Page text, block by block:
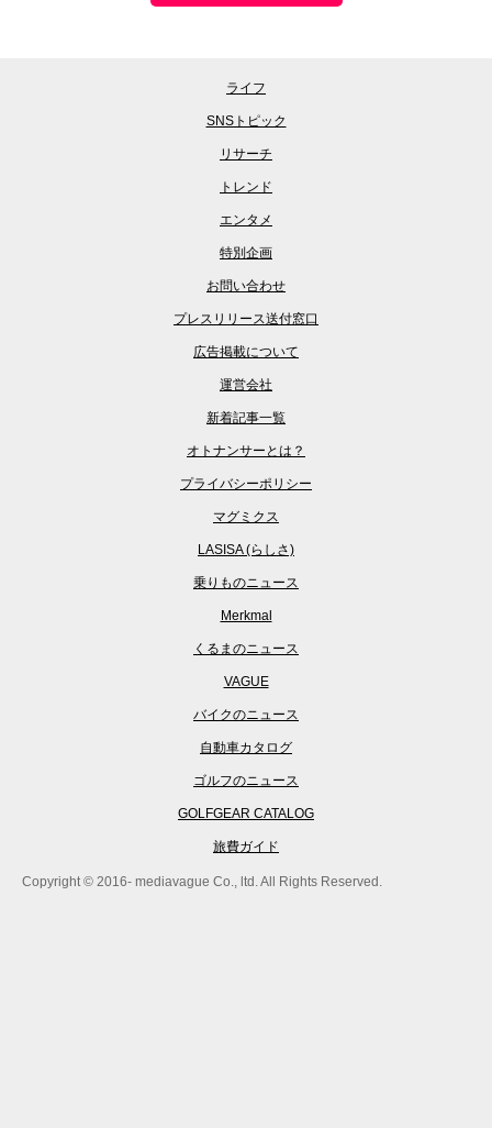
ライフ
SNSトピック
リサーチ
トレンド
エンタメ
特別企画
お問い合わせ
プレスリリース送付窓口
広告掲載について
運営会社
新着記事一覧
オトナンサーとは？
プライバシーポリシー
マグミクス
LASISA (らしさ)
乗りものニュース
Merkmal
くるまのニュース
VAGUE
バイクのニュース
自動車カタログ
ゴルフのニュース
GOLFGEAR CATALOG
旅費ガイド
Copyright © 2016- mediavague Co., ltd. All Rights Reserved.